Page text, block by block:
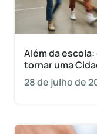
Além da
tornar uma
28 de julho de